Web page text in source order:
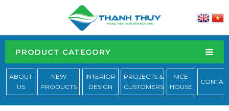
PRODUCT CATEGORY
ABOUT
US
NEW
PRODUCTS
INTERIOR
DESIGN
PROJECTS &
CUSTOMERS
NICE
HOUSE